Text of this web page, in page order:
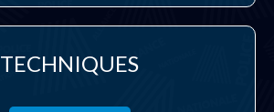
TECHNIQUES